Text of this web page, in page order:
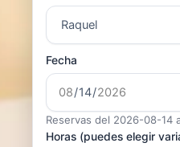
Fecha
Reservas del 2026-08-14
Horas (puedes elegir